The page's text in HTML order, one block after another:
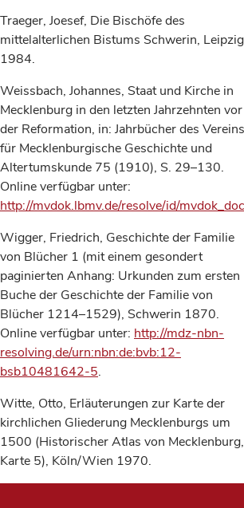
Traeger, Joesef, Die Bischöfe des
mittelalterlichen Bistums Schwerin, Leipzig
1984.
Weissbach, Johannes, Staat und Kirche in
Mecklenburg in den letzten Jahrzehnten vor
der Reformation, in: Jahrbücher des Vereins
für Mecklenburgische Geschichte und
Altertumskunde 75 (1910), S. 29–130.
Online verfügbar unter:
http://mvdok.lbmv.de/resolve/id/
Wigger, Friedrich, Geschichte der Familie
von Blücher 1 (mit einem gesondert
paginierten Anhang: Urkunden zum ersten
Buche der Geschichte der Familie von
Blücher 1214–1529), Schwerin 1870.
Online verfügbar unter: http://mdz-nbn-
resolving.de/urn:nbn:de:bvb:12-
bsb10481642-5.
Witte, Otto, Erläuterungen zur Karte der
kirchlichen Gliederung Mecklenburgs um
1500 (Historischer Atlas von Mecklenburg,
Karte 5), Köln/Wien 1970.